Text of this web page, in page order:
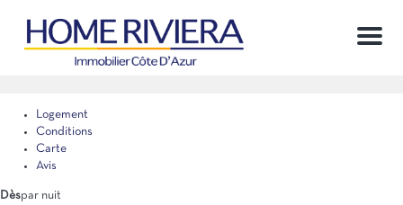
Menu
Logement
Conditions
Carte
Avis
Dèspar nuit